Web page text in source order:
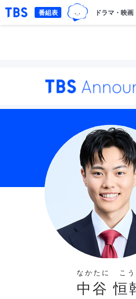
「TBSテレビ｜ときめくとき
ドラマ・映画
番組表
中谷 恒
なかたに こう